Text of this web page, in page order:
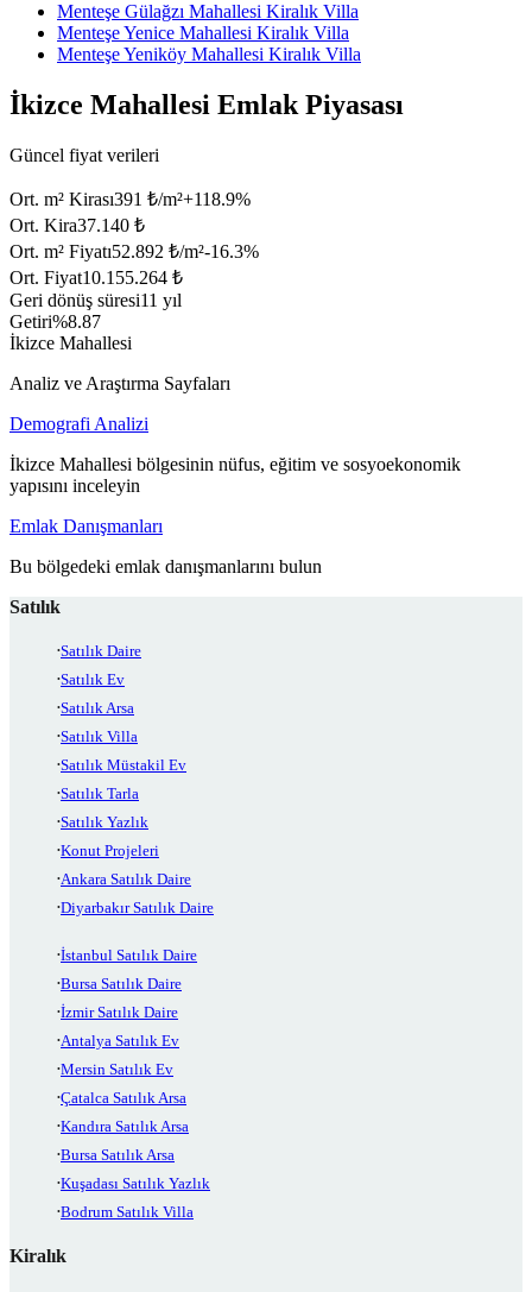
Menteşe Gülağzı Mahallesi Kiralık Villa
Menteşe Yenice Mahallesi Kiralık Villa
Menteşe Yeniköy Mahallesi Kiralık Villa
İkizce Mahallesi Emlak Piyasası
Güncel fiyat verileri
Ort. m² Kirası391 ₺/m²+118.9%
Ort. Kira37.140 ₺
Ort. m² Fiyatı52.892 ₺/m²-16.3%
Ort. Fiyat10.155.264 ₺
Geri dönüş süresi11 yıl
Getiri%8.87
İkizce Mahallesi
Analiz ve Araştırma Sayfaları
Demografi Analizi
İkizce Mahallesi bölgesinin nüfus, eğitim ve sosyoekonomik
yapısını inceleyin
Emlak Danışmanları
Bu bölgedeki emlak danışmanlarını bulun
Satılık
Satılık Daire
Satılık Ev
Satılık Arsa
Satılık Villa
Satılık Müstakil Ev
Satılık Tarla
Satılık Yazlık
Konut Projeleri
Ankara Satılık Daire
Diyarbakır Satılık Daire
İstanbul Satılık Daire
Bursa Satılık Daire
İzmir Satılık Daire
Antalya Satılık Ev
Mersin Satılık Ev
Çatalca Satılık Arsa
Kandıra Satılık Arsa
Bursa Satılık Arsa
Kuşadası Satılık Yazlık
Bodrum Satılık Villa
Kiralık